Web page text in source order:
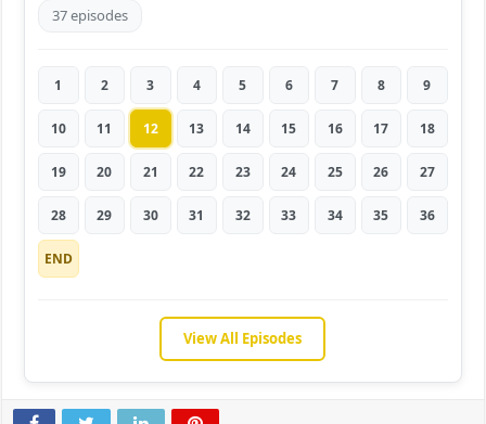
37 episodes
1 2 3 4 5 6 7 8 9
10 11 12 13 14 15 16 17 18
19 20 21 22 23 24 25 26 27
28 29 30 31 32 33 34 35 36
END
View All Episodes